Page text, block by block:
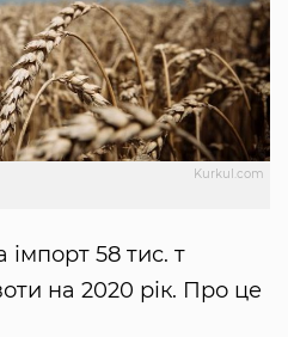
Kurkul.com
58 тис. т
на 2020 рік. Про це